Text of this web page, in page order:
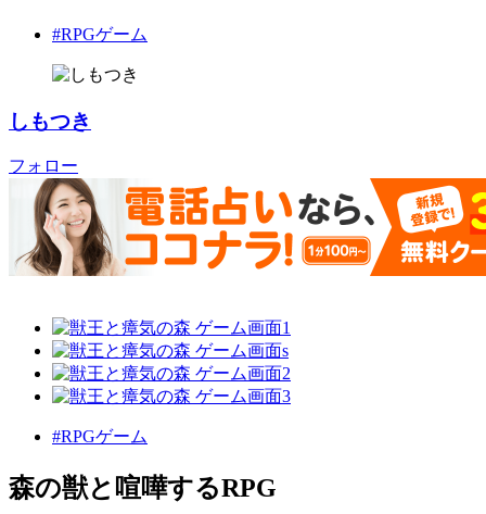
#RPGゲーム
しもつき
フォロー
#RPGゲーム
森の獣と喧嘩するRPG